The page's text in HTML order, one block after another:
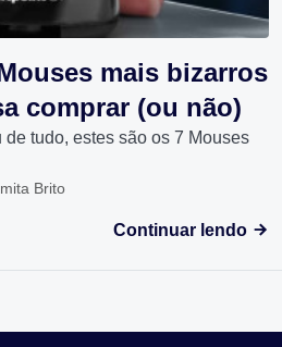
mais bizarros
comprar (ou não)
tudo, estes são os 7 Mouses
Brito
Continuar lendo